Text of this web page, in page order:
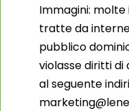
Immagini:
tratte da
pubblico
violasse diritti
al seguente